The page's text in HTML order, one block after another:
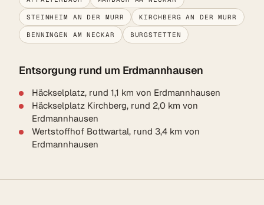
STEINHEIM AN DER MURR KIRCHBERG AN DER MURR
BENNINGEN AM NECKAR BURGSTETTEN
Entsorgung rund um Erdmannhausen
Häckselplatz, rund 1,1 km von Erdmannhausen
Häckselplatz Kirchberg, rund 2,0 km von
Erdmannhausen
Wertstoffhof Bottwartal, rund 3,4 km von
Erdmannhausen